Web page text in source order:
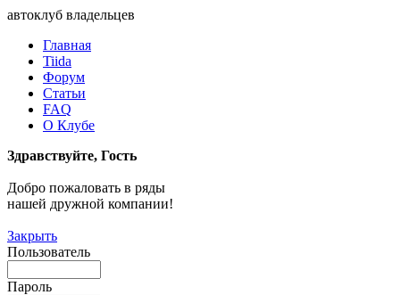
автоклуб владельцев
Главная
Tiida
Форум
Статьи
FAQ
О Клубе
Здравствуйте, Гость
Добро пожаловать в ряды
нашей дружной компании!
Закрыть
Пользователь
Пароль